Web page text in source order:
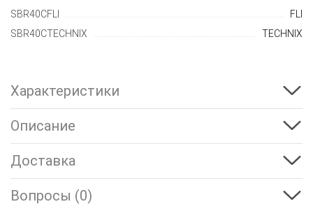
SBR40CFLI
FLI
SBR40CTECHNIX
TECHNIX
Характеристики
Описание
Доставка
Вопросы (0)